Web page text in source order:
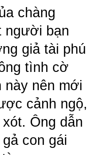
chàng
người bạn
giả tài phú
tình cờ
này nên mới
cảnh ngộ,
Ông dẫn
con gái